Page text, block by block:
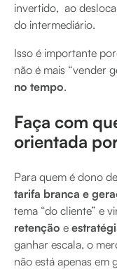
invertido, ao
do intermediário.
Isso é importante
não é mais “vender
no tempo.
Faça com
orientada
Para quem é dono
tarifa branca e
tema “do cliente” e
retenção e
ganhar escala, o
não está apenas em